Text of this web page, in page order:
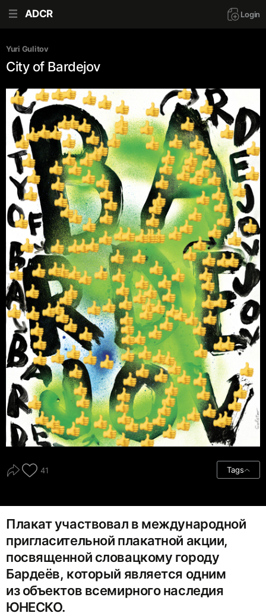
ADCR Login
Yuri Gulitov
City of Bardejov
41 Tags
Плакат участвовал в международной
пригласительной плакатной акции,
посвященной словацкому городу
Бардеёв, который является одним
из объектов всемирного наследия
ЮНЕСКО.